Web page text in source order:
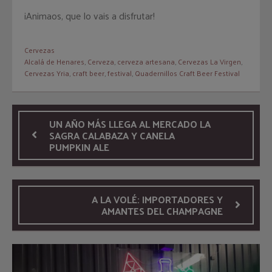
¡Animaos, que lo vais a disfrutar!
Cervezas
Alcalá de Henares,Cerveza,cerveza artesana,Cervezas La Virgen,
Cervezas Yria,craft beer,festival,Quadernillos Craft Beer Festival
UN AÑO MÁS LLEGA AL MERCADO LA
SAGRA CALABAZA Y CANELA
PUMPKIN ALE
A LA VOLÉ: IMPORTADORES Y
AMANTES DEL CHAMPAGNE